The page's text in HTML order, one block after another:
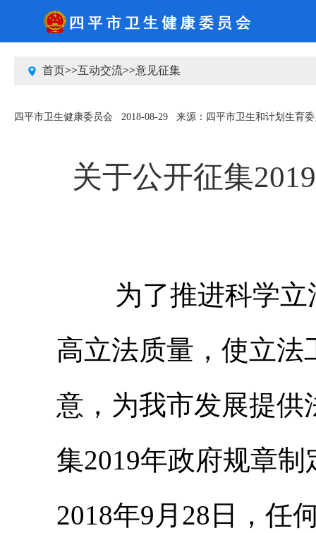
2026-8-7 星期五
首页>>互动交流>>意见征集
四平市卫生健康委员会 2018-08-29 来源：四平市卫生和计划生育
关于公开征集
为了推进科学立
高立法质量，使立法
意，为我市发展提供
集2019年政府规章
2018年9月28日，任